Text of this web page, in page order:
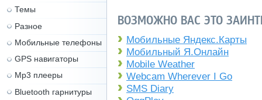
ВОЗМОЖНО ВАС ЭТО
Мобильные Яндекс.Карты
Мобильный Я.Онлайн
Mobile Weather
Webcam Wherever I Go
SMS Diary
Темы
Разное
Мобильные телефоны
GPS навигаторы
Mp3 плееры
Bluetooth гарнитуры